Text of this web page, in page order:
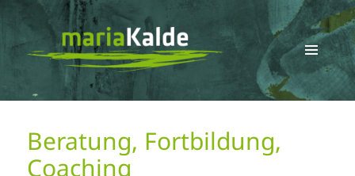
Maria Kalde
MENÜ
UND
WIDGETS
Beratung, Fortbildung,
Coaching